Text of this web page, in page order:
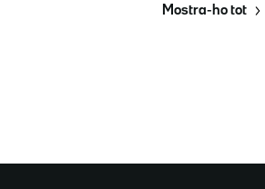
Mostra-ho tot